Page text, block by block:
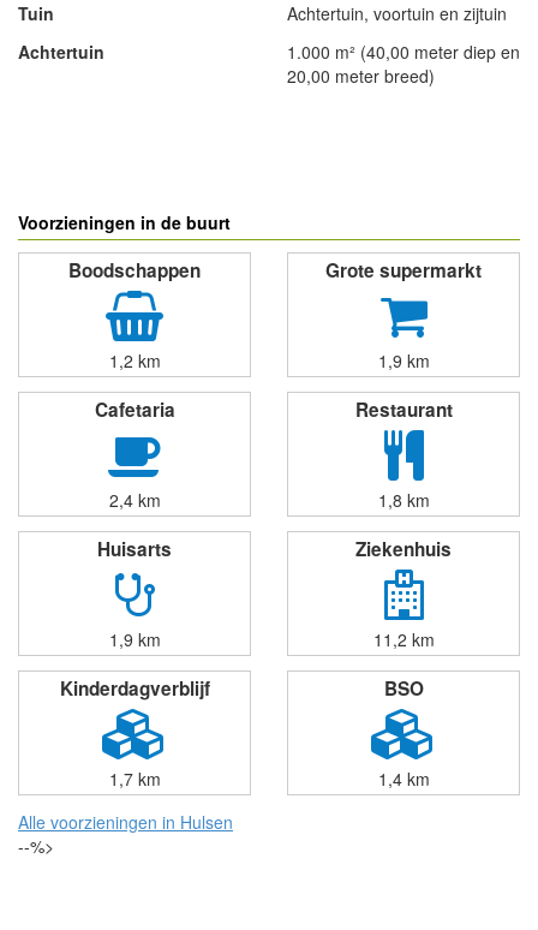
Tuin
Achtertuin, voortuin en zijtuin
Achtertuin
1.000 m² (40,00 meter diep en
20,00 meter breed)
Voorzieningen in de buurt
Boodschappen
1,2 km
Grote supermarkt
1,9 km
Cafetaria
2,4 km
Restaurant
1,8 km
Huisarts
1,9 km
Ziekenhuis
11,2 km
Kinderdagverblijf
1,7 km
BSO
1,4 km
Alle voorzieningen in Hulsen
--%>